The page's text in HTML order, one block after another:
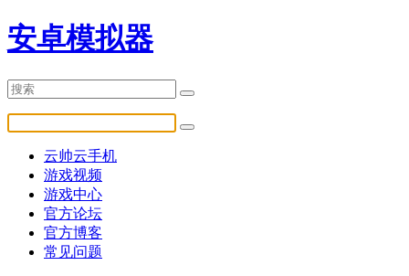
安卓模拟器
云帅云手机
游戏视频
游戏中心
官方论坛
官方博客
常见问题